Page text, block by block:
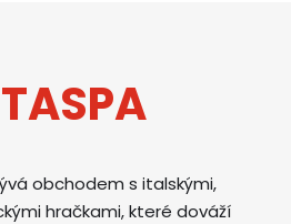
obchodem s italskými,
hračkami, které dováží